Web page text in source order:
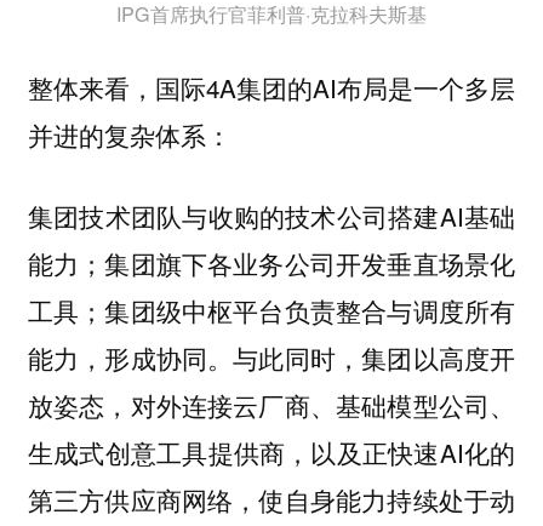
IPG首席执行官菲利普·克拉科夫斯基
整体来看，国际4A集团的AI布局是一个多层
并进的复杂体系：
集团技术团队与收购的技术公司搭建AI基础
能力；集团旗下各业务公司开发垂直场景化
工具；集团级中枢平台负责整合与调度所有
能力，形成协同。与此同时，集团以高度开
放姿态，对外连接云厂商、基础模型公司、
生成式创意工具提供商，以及正快速AI化的
第三方供应商网络，使自身能力持续处于动